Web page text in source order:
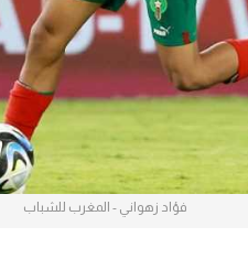
فؤاد زهواني - المغرب للشباب